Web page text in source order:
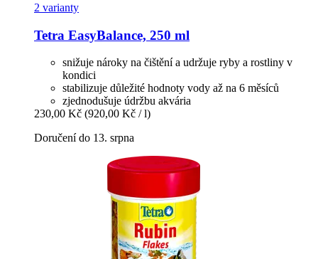
2 varianty
Tetra EasyBalance, 250 ml
snižuje nároky na čištění a udržuje ryby a rostliny v
kondici
stabilizuje důležité hodnoty vody až na 6 měsíců
zjednodušuje údržbu akvária
230,00 Kč (920,00 Kč / l)
Doručení do 13. srpna